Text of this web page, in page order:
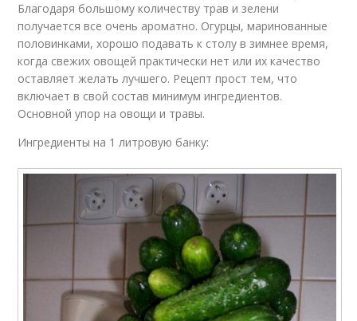
Благодаря большому количеству трав и зелени
получается все очень ароматно. Огурцы, маринованные
половинками, хорошо подавать к столу в зимнее время,
когда свежих овощей практически нет или их качество
оставляет желать лучшего. Рецепт прост тем, что
включает в свой состав минимум ингредиентов.
Основной упор на овощи и травы.
Ингредиенты на 1 литровую банку: